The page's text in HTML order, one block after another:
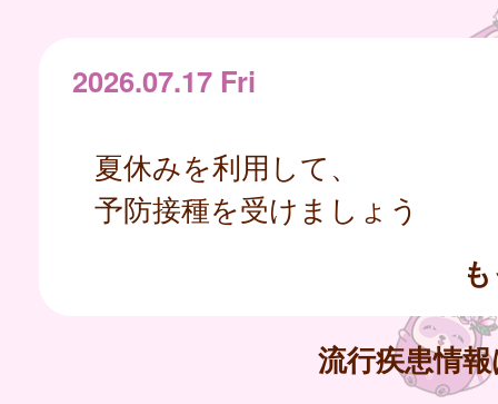
2026.07.17 Fri
夏休みを利用して、
予防接種を受けましょう
流行疾患情